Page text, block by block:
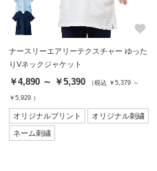
favorite
ナースリーエアリーテクスチャー ゆった
りVネックジャケット
￥4,890 ～ ￥5,390 （税込 ￥5,379 ～
￥5,929 ）
オリジナルプリント オリジナル刺繍
ネーム刺繍